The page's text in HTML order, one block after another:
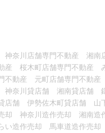
奈川店舗専門不動産 湘南
産 桜木町店舗専門不動産
不動産 元町店舗専門不動
神奈川貸店舗 湘南貸店
店舗 伊勢佐木町貸店舗
却 神奈川造作売却 湘南
い造作売却 馬車道造作売